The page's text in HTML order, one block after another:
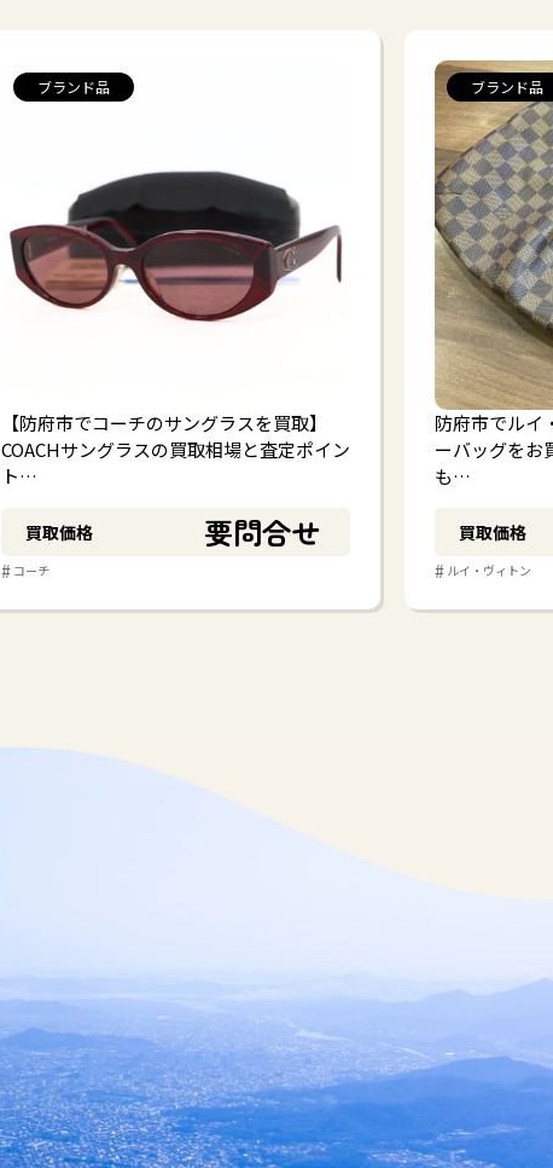
ブランド品
【防府市でコーチのサングラスを買取】
COACHサングラスの買取相場と査定ポイン
ト…
買取価格 要問合せ
# コーチ
ブランド品
防府市でルイ
ーバッグをお
も…
買取価格
# ルイ・ヴィトン